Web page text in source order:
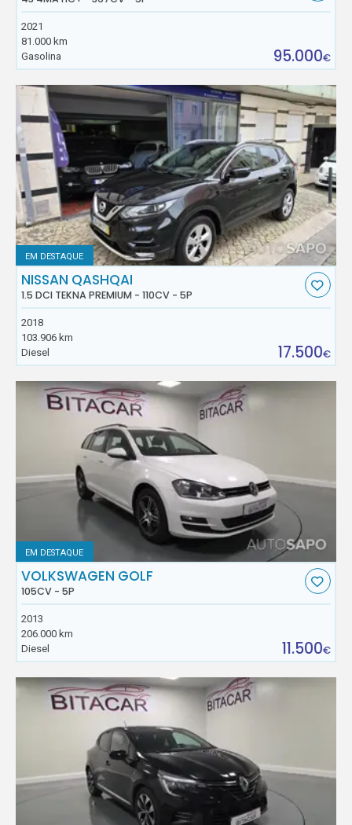
2021
81.000 km
Gasolina
95.000€
EM DESTAQUE
NISSAN QASHQAI
1.5 DCI TEKNA PREMIUM - 110CV - 5P
2018
103.906 km
Diesel
17.500€
EM DESTAQUE
VOLKSWAGEN GOLF
105CV - 5P
2013
206.000 km
Diesel
11.500€